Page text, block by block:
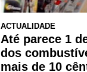
ACTUALIDADE
Até parece 1
dos
mais de 10